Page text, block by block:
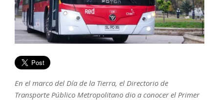
En el marco del Día de la Tierra, el Directorio de
Transporte Público Metropolitano dio a conocer el Primer